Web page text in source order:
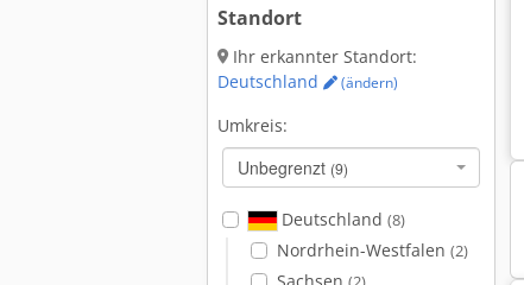
Standort
Ihr erkannter Standort:
Deutschland
(ändern)
Umkreis:
Unbegrenzt (9)
Deutschland (8)
Nordrhein-Westfalen (2)
Jlg H800Aj Jlg Es2632